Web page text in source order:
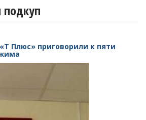
Плюс» приговорили к пяти